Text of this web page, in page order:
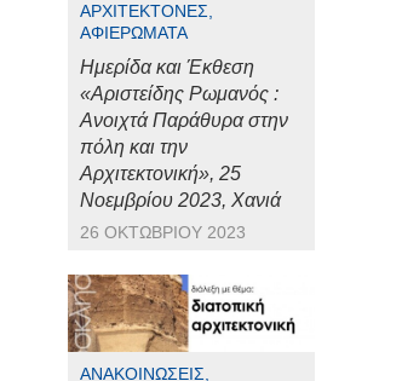
ΑΡΧΙΤΈΚΤΟΝΕΣ,
ΑΦΙΕΡΏΜΑΤΑ
Ημερίδα και Έκθεση
«Αριστείδης Ρωμανός :
Ανοιχτά Παράθυρα στην
πόλη και την
Αρχιτεκτονική», 25
Νοεμβρίου 2023, Χανιά
26 ΟΚΤΩΒΡΊΟΥ 2023
ΑΝΑΚΟΙΝΏΣΕΙΣ,